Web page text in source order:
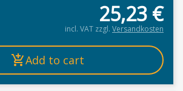
25,23 €
incl. VAT zzgl. Versandkosten
Add to cart